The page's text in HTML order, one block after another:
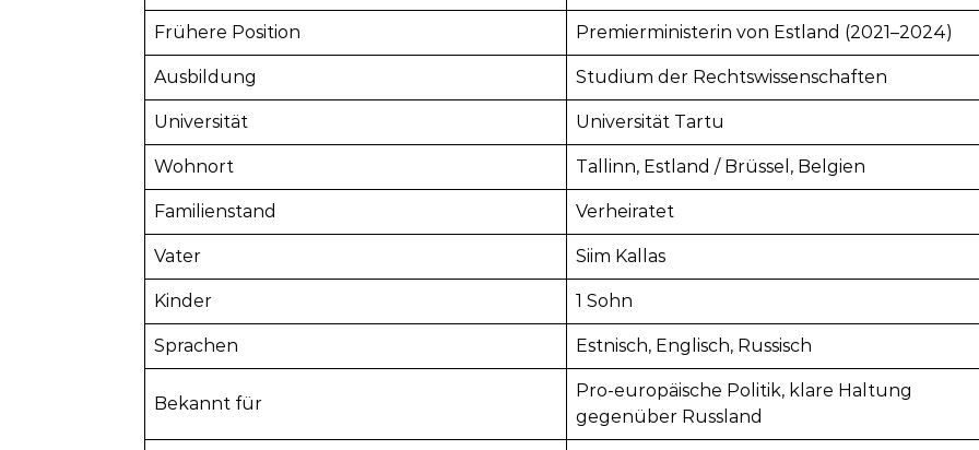
Frühere Position Premierministerin von Estland (2021–2024)
Ausbildung Studium der Rechtswissenschaften
Universität Universität Tartu
Wohnort Tallinn, Estland / Brüssel, Belgien
Familienstand Verheiratet
Vater Siim Kallas
Kinder 1 Sohn
Sprachen Estnisch, Englisch, Russisch
Bekannt für
Pro-europäische Politik, klare Haltung
gegenüber Russland